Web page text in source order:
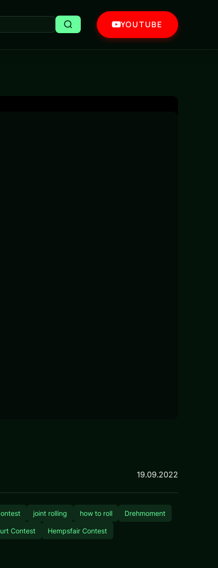
YOUTUBE
19.09.2022
joint rolling how to roll Drehmoment
Contest Hempsfair Contest